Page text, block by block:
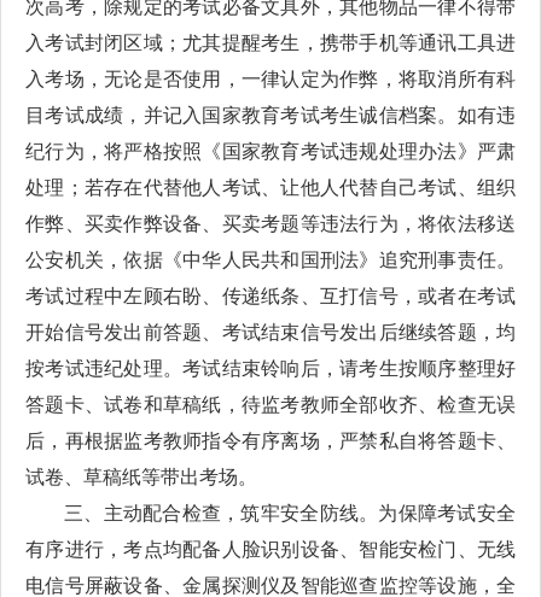
次高考，除规定的考试必备文具外，其他物品一律不得带
入考试封闭区域；尤其提醒考生，携带手机等通讯工具进
入考场，无论是否使用，一律认定为作弊，将取消所有科
目考试成绩，并记入国家教育考试考生诚信档案。如有违
纪行为，将严格按照《国家教育考试违规处理办法》严肃
处理；若存在代替他人考试、让他人代替自己考试、组织
作弊、买卖作弊设备、买卖考题等违法行为，将依法移送
公安机关，依据《中华人民共和国刑法》追究刑事责任。
考试过程中左顾右盼、传递纸条、互打信号，或者在考试
开始信号发出前答题、考试结束信号发出后继续答题，均
按考试违纪处理。考试结束铃响后，请考生按顺序整理好
答题卡、试卷和草稿纸，待监考教师全部收齐、检查无误
后，再根据监考教师指令有序离场，严禁私自将答题卡、
试卷、草稿纸等带出考场。
三、主动配合检查，筑牢安全防线。为保障考试安全
有序进行，考点均配备人脸识别设备、智能安检门、无线
电信号屏蔽设备、金属探测仪及智能巡查监控等设施，全